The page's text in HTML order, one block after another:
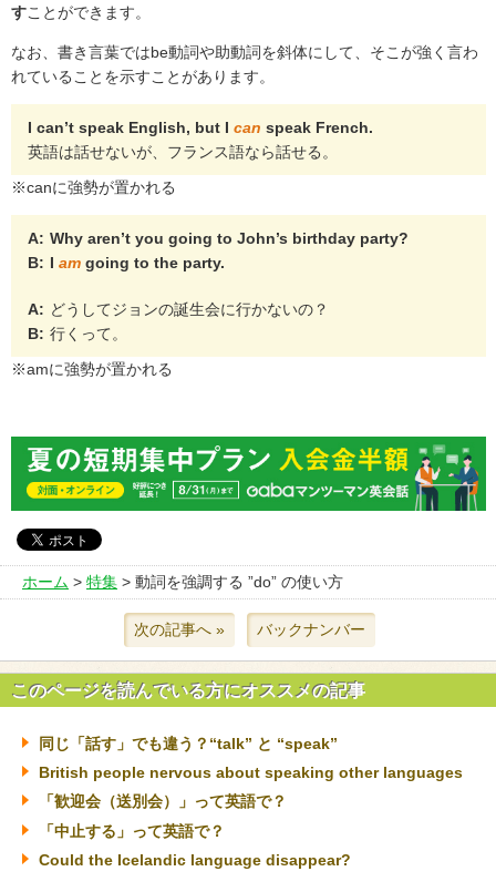
すことができます。
なお、書き言葉ではbe動詞や助動詞を斜体にして、そこが強く言わ
れていることを示すことがあります。
I can’t speak English, but I can speak French.
英語は話せないが、フランス語なら話せる。
※canに強勢が置かれる
A: Why aren’t you going to John’s birthday party?
B: I amgoing to the party.
A: どうしてジョンの誕生会に行かないの？
B: 行くって。
※amに強勢が置かれる
ホーム > 特集 > 動詞を強調する ”do” の使い方
次の記事へ » バックナンバー
このページを読んでいる方にオススメの記事
同じ「話す」でも違う？“talk” と “speak”
British people nervous about speaking other languages
「歓迎会（送別会）」って英語で？
「中止する」って英語で？
Could the Icelandic language disappear?